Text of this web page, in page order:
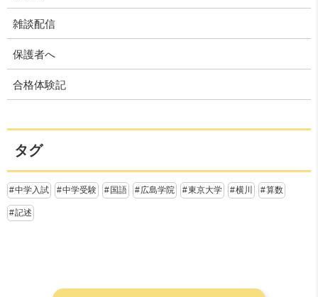
雑談配信
保護者へ
合格体験記
タグ
中学入試 中学受験 国語 広島学院 東京大学 横川 算数
記述